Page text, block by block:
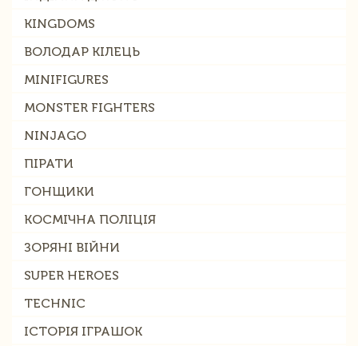
KINGDOMS
ВОЛОДАР КІЛЕЦЬ
MINIFIGURES
MONSTER FIGHTERS
NINJAGO
ПІРАТИ
ГОНЩИКИ
КОСМІЧНА ПОЛІЦІЯ
ЗОРЯНІ ВІЙНИ
SUPER HEROES
TECHNIC
ІСТОРІЯ ІГРАШОК